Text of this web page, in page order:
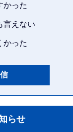
かった
言えない
かった
らせ